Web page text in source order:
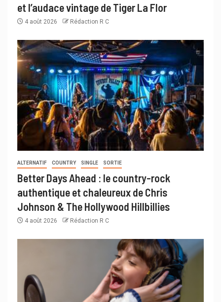
et l’audace vintage de Tiger La Flor
4 août 2026 Rédaction R C
ALTERNATIF COUNTRY SINGLE SORTIE
Better Days Ahead : le country-rock
authentique et chaleureux de Chris
Johnson & The Hollywood Hillbillies
4 août 2026 Rédaction R C